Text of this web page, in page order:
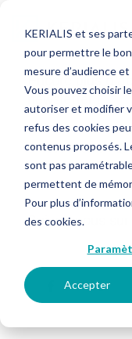
KERIALIS et ses
pour permettre le
mesure d’audience
Vous pouvez choisir
autoriser et modifier
refus des cookies
contenus proposés.
sont pas
permettent de
Pour plus
des cookies.
Accepter
Encore plus
newsletter !
Je m'inscris
Suivez-nous sur